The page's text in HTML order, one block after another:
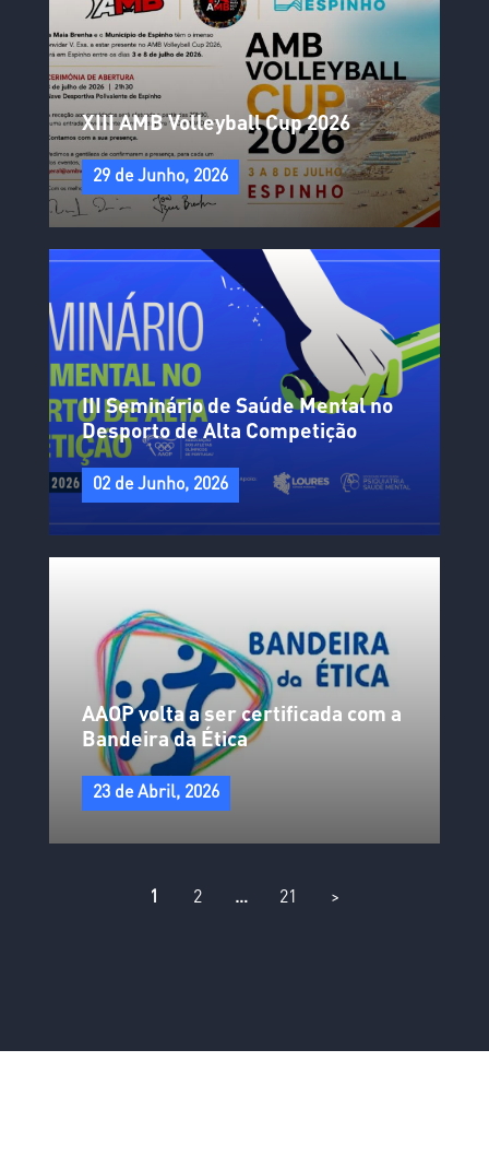
XIII AMB Volleyball Cup 2026
29 de Junho, 2026
III Seminário de Saúde Mental no
Desporto de Alta Competição
02 de Junho, 2026
AAOP volta a ser certificada com a
Bandeira da Ética
23 de Abril, 2026
1 2 … 21 >